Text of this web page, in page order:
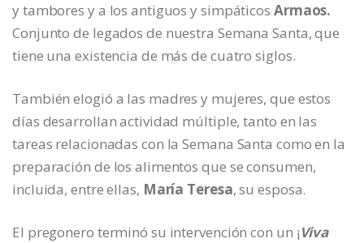
y tambores y a los antiguos y simpáticos Armaos.
Conjunto de legados de nuestra Semana Santa, que
tiene una existencia de más de cuatro siglos.
También elogió a las madres y mujeres, que estos
días desarrollan actividad múltiple, tanto en las
tareas relacionadas con la Semana Santa como en la
preparación de los alimentos que se consumen,
incluida, entre ellas, María Teresa, su esposa.
El pregonero terminó su intervención con un ¡Viva